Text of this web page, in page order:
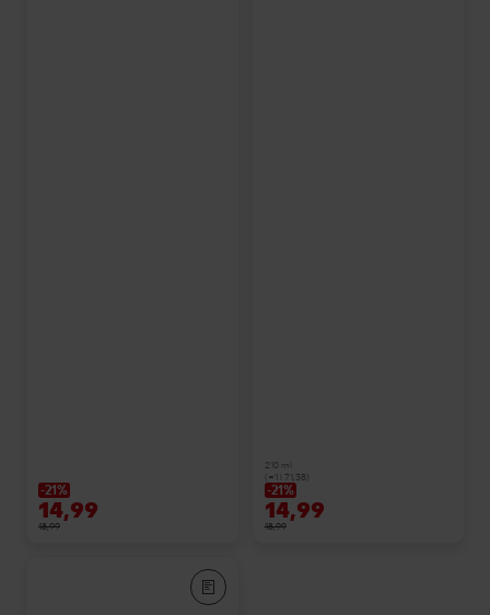
-21%
14,99
18,99
210 ml
(=1 l 71,38)
-21%
14,99
18,99